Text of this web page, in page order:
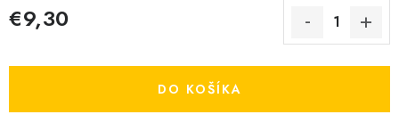
€9,30
DO KOŠÍKA